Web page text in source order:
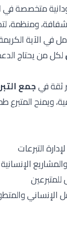
متخصصة في
ومنظمة،
في الآية
لكل من يحتاج
ثقة فيجمع
ويمنح المتبرع
التبرعات
للمتبرعين
الإنساني